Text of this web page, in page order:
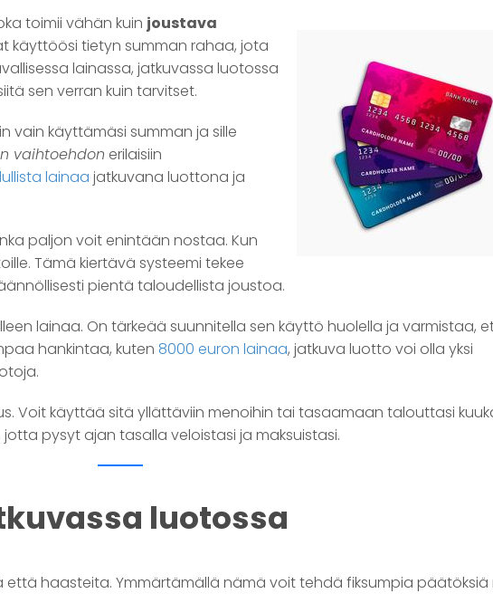
toimii vähän kuin joustava
käyttöösi tietyn summan rahaa, jota
lainassa, jatkuvassa luotossa
sen verran kuin tarvitset.
vain käyttämäsi summan ja sille
vaihtoehdon erilaisiin
lainaa jatkuvana luottona ja
paljon voit enintään nostaa. Kun
Tämä kiertävä systeemi tekee
pientä taloudellista joustoa.
lainaa. On tärkeää suunnitella sen käyttö huolella ja varmistaa,
hankintaa, kuten 8000 euron lainaa, jatkuva luotto voi olla yksi
Voit käyttää sitä yllättäviin menoihin tai tasaamaan talouttasi
pysyt ajan tasalla veloistasi ja maksuistasi.
luotossa
haasteita. Ymmärtämällä nämä voit tehdä fiksumpia